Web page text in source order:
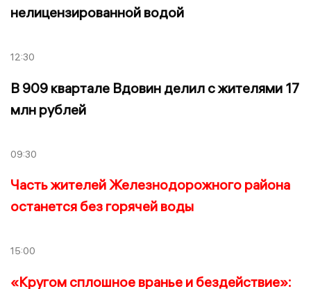
нелицензированной водой
12:30
В 909 квартале Вдовин делил с жителями 17
млн рублей
09:30
Часть жителей Железнодорожного района
останется без горячей воды
15:00
«Кругом сплошное вранье и бездействие»: